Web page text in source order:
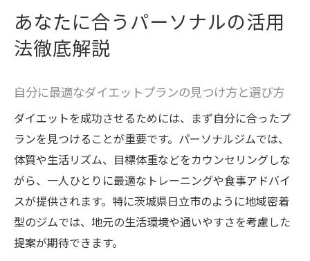
あなたに合うパーソナルの活用
法徹底解説
自分に最適なダイエットプランの見つけ方と選び方
ダイエットを成功させるためには、まず自分に合ったプ
ランを見つけることが重要です。パーソナルジムでは、
体質や生活リズム、目標体重などをカウンセリングしな
がら、一人ひとりに最適なトレーニングや食事アドバイ
スが提供されます。特に茨城県日立市のように地域密着
型のジムでは、地元の生活環境や通いやすさを考慮した
提案が期待できます。